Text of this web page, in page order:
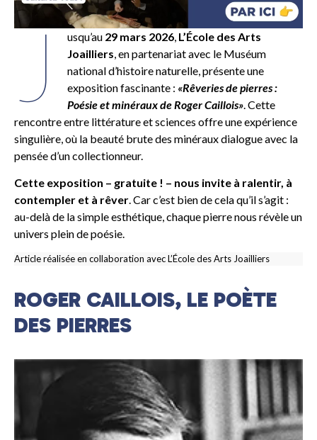
J usqu’au 29 mars 2026 L’École des Arts
Joailliers , en partenariat avec le Muséum
national d’histoire naturelle, présente une
exposition fascinante : «Rêveries de pierres :
Poésie et minéraux de Roger Caillois» . Cette
rencontre entre littérature et sciences offre une expérience
singulière, où la beauté brute des minéraux dialogue avec la
pensée d’un collectionneur.
Cette exposition – gratuite ! – nous invite à ralentir, à
contempler et à rêver. Car c’est bien de cela qu’il s’agit :
au-delà de la simple esthétique, chaque pierre nous révèle un
univers plein de poésie.
Article réalisée en collaboration avec L’École des Arts Joailliers
ROGER CAILLOIS, LE POÈTE
DES PIERRES